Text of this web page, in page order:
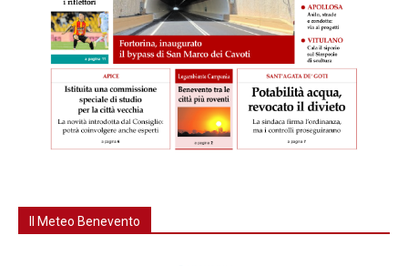
Il Meteo Benevento